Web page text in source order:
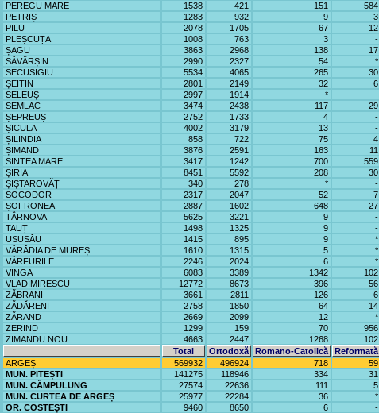
PEREGU MARE
1538 421 151 584
PETRIȘ
1283 932 9 3
PILU
2078 1705 67 12
PLEȘCUȚA
1008 763 3 -
ȘAGU
3863 2968 138 17
SĂVÂRȘIN
2990 2327 54 *
SECUSIGIU
5534 4065 265 30
ȘEITIN
2801 2149 32 6
SELEUȘ
2997 1914 * -
SEMLAC
3474 2438 117 29
ȘEPREUȘ
2752 1733 4 -
ȘICULA
4002 3179 13 -
ȘILINDIA
858 722 75 4
ȘIMAND
3876 2591 163 11
SINTEA MARE
3417 1242 700 559
ȘIRIA
8451 5592 208 30
ȘIȘTAROVĂȚ
340 278 * -
SOCODOR
2317 2047 52 7
ȘOFRONEA
2887 1602 648 27
TÂRNOVA
5625 3221 9 -
TAUȚ
1498 1325 9 -
USUSĂU
1415 895 9 *
VĂRĂDIA DE MUREȘ
1610 1315 5 *
VÂRFURILE
2246 2024 6 *
VINGA
6083 3389 1342 102
VLADIMIRESCU
12772 8673 396 56
ZĂBRANI
3661 2811 126 6
ZĂDĂRENI
2758 1850 64 14
ZĂRAND
2669 2099 12 *
ZERIND
1299 159 70 956
ZIMANDU NOU
4663 2447 1268 102
Total
Ortodoxă Romano-Catolică Reformată
ARGEȘ
569932 496924 718 59
MUN. PITEȘTI
141275 118946 334 31
MUN. CÂMPULUNG
27574 22636 111 5
MUN. CURTEA DE ARGEȘ
25977 22284 36 *
OR. COSTEȘTI
9460 8650 6 -